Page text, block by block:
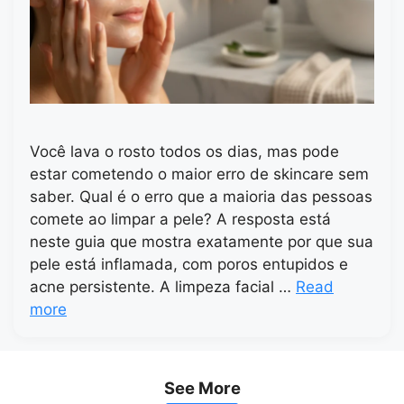
Você lava o rosto todos os dias, mas pode
estar cometendo o maior erro de skincare sem
saber. Qual é o erro que a maioria das pessoas
comete ao limpar a pele? A resposta está
neste guia que mostra exatamente por que sua
pele está inflamada, com poros entupidos e
acne persistente. A limpeza facial … Read
more
See More